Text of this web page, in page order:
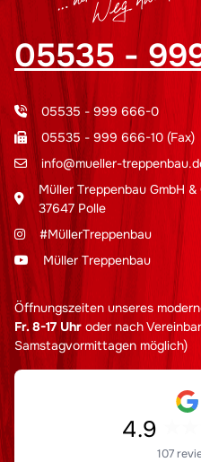
05535 -
05535 - 999 666-0
05535 - 999 666-10 (Fax)
info@mueller-
Müller Treppenbau GmbH
37647 Polle
#MüllerTreppenbau
Müller Treppenbau
Öffnungszeiten unseres
Fr. 8-17 Uhr oder nach
Samstagvormittagen möglich)
4.9
107